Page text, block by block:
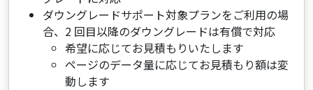
ダウングレードサポート対象プランをご利用の場
合、2 回目以降のダウングレードは有償で対応
希望に応じてお見積もりいたします
ページのデータ量に応じてお見積もり額は変
動します